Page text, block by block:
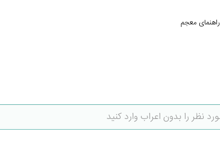
راهنمای معجم